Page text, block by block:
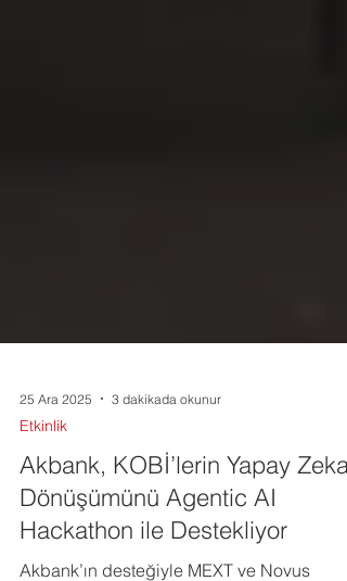
25 Ara 2025
Etkinlik
Akbank, KOBİ’lerin Yapay Zeka
Dönüşümünü Agentic AI
Hackathon ile Destekliyor